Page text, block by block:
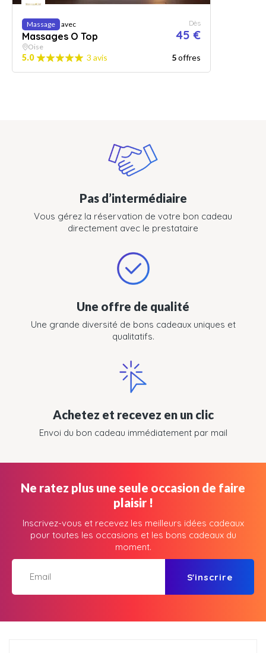
Massage avec
Massages O Top
Dès
45 €
Oise
5.0 3 avis 5offres
Pas d’intermédiaire
Vous gérez la réservation de votre bon cadeau
directement avec le prestataire
Une offre de qualité
Une grande diversité de bons cadeaux uniques et
qualitatifs.
Achetez et recevez en un clic
Envoi du bon cadeau immédiatement par mail
Ne ratez plus une seule occasion de faire
plaisir !
Inscrivez-vous et recevez les meilleurs idées cadeaux
pour toutes les occasions et les bons cadeaux du
moment.
S'inscrire